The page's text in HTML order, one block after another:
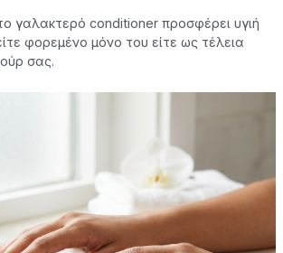
γαλακτερό conditioner προσφέρει υγιή
φορεμένο μόνο του είτε ως τέλεια
σας.